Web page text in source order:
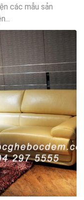
các mẫu sản